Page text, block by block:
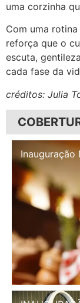
uma corzinha
Com uma
reforça que o
escuta,
cada fase da
créditos: Julia
Inauguração